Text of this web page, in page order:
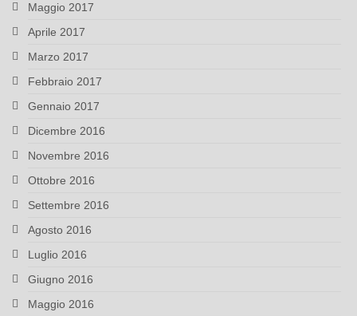
Maggio 2017
Aprile 2017
Marzo 2017
Febbraio 2017
Gennaio 2017
Dicembre 2016
Novembre 2016
Ottobre 2016
Settembre 2016
Agosto 2016
Luglio 2016
Giugno 2016
Maggio 2016